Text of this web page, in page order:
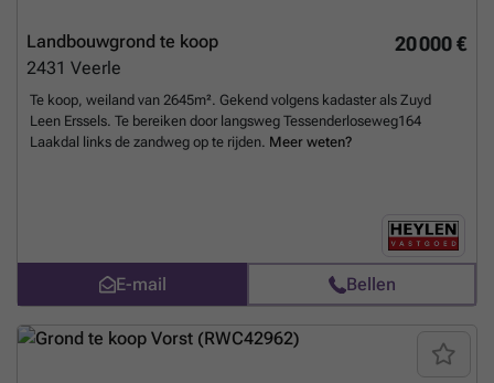
20 000 €
Landbouwgrond te koop
2431 Veerle
Te koop, weiland van 2645m². Gekend volgens kadaster als Zuyd
Leen Erssels. Te bereiken door langsweg Tessenderloseweg164
Laakdal links de zandweg op te rijden. Meer weten?
E-mail Bellen